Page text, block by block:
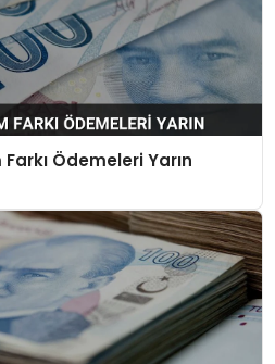
Ödemeleri Yarın